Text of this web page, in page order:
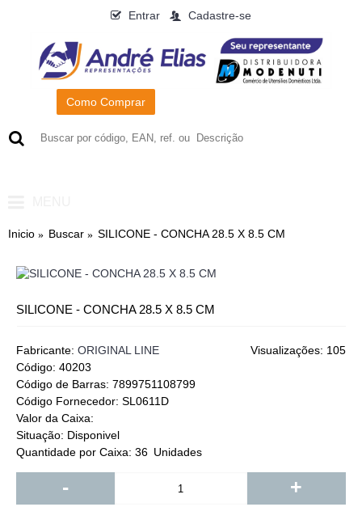
Entrar Cadastre-se
Como Comprar
Inicio Buscar SILICONE - CONCHA 28.5 X 8.5 CM
SILICONE - CONCHA 28.5 X 8.5 CM
Visualizações: 105
Fabricante: ORIGINAL LINE
Código: 40203
Código de Barras: 7899751108799
Código Fornecedor: SL0611D
Valor da Caixa:
Situação: Disponivel
Quantidade por Caixa: 36 Unidades
- +